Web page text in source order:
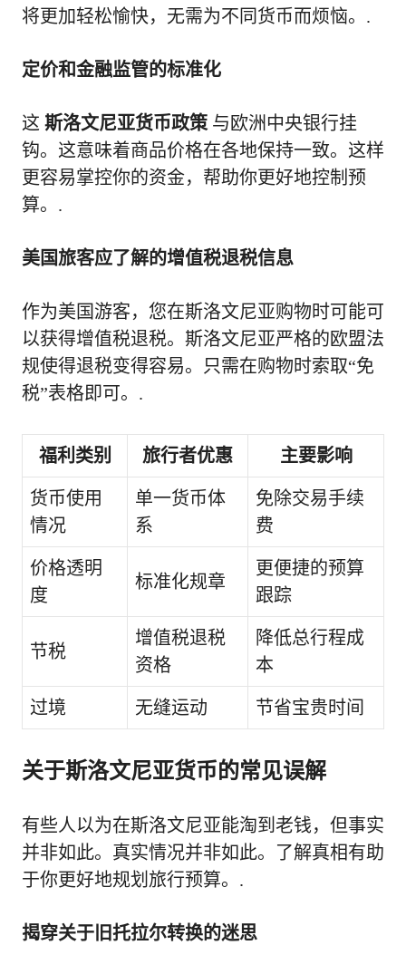
将更加轻松愉快，无需为不同货币而烦恼。.
定价和金融监管的标准化
这 斯洛文尼亚货币政策 与欧洲中央银行挂
钩。这意味着商品价格在各地保持一致。这样
更容易掌控你的资金，帮助你更好地控制预
算。.
美国旅客应了解的增值税退税信息
作为美国游客，您在斯洛文尼亚购物时可能可
以获得增值税退税。斯洛文尼亚严格的欧盟法
规使得退税变得容易。只需在购物时索取“免
税”表格即可。.
福利类别 旅行者优惠 主要影响
货币使用
情况
单一货币体
系
免除交易手续
费
价格透明
度
标准化规章
更便捷的预算
跟踪
节税
增值税退税
资格
降低总行程成
本
过境 无缝运动 节省宝贵时间
关于斯洛文尼亚货币的常见误解
有些人以为在斯洛文尼亚能淘到老钱，但事实
并非如此。真实情况并非如此。了解真相有助
于你更好地规划旅行预算。.
揭穿关于旧托拉尔转换的迷思